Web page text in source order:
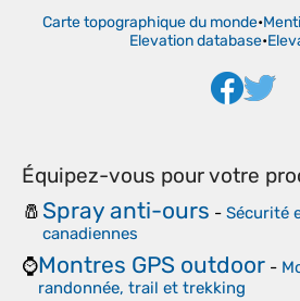
Carte topographique du monde•
Elevation database•
Équipez-vous pour votre
🧂 Spray anti-ours - Sécurité
canadiennes
⌚Montres GPS outdoor -
randonnée, trail et trekking